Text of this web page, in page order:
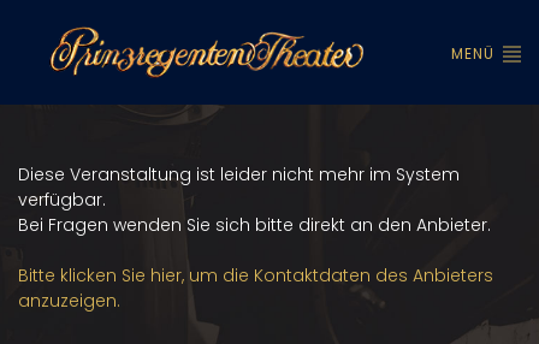
MENÜ
Diese Veranstaltung ist leider nicht mehr im System
verfügbar.
Bei Fragen wenden Sie sich bitte direkt an den Anbieter.
Bitte klicken Sie hier, um die Kontaktdaten des Anbieters
anzuzeigen.